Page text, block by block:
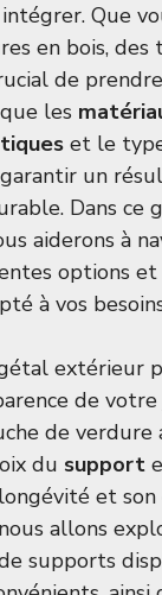
Que
en bois, des
de
les
et le
un
Dans ce
aiderons à
options et
à vos
extérieur
de
de verdure
du support
et
allons
supports